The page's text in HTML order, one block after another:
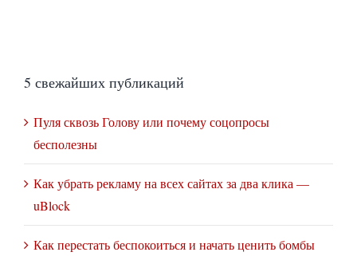
5 свежайших публикаций
Пуля сквозь Голову или почему соцопросы
бесполезны
Как убрать рекламу на всех сайтах за два клика —
uBlock
Как перестать беспокоиться и начать ценить бомбы